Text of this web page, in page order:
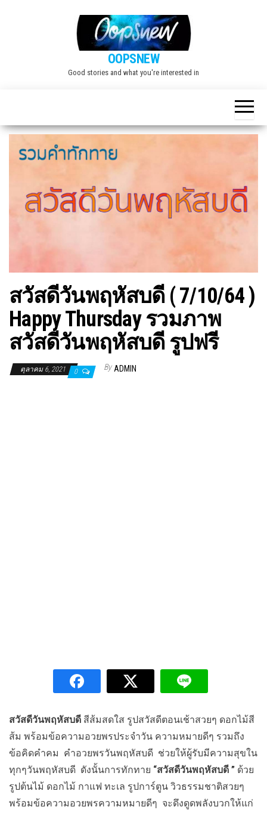
OOPSNEW
Good stories and what you're interested in
สวัสดีวันพฤหัสบดี ( 7/10/64 )
Happy Thursday รวมภาพ
สวัสดีวันพฤหัสบดี รูปฟรี
ตุลาคม 6, 2021 0 By ADMIN
สวัสดีวันพฤหัสบดี สีส้มสดใส รูปสวัสดีตอนเช้าสวยๆ ดอกไม้สี
ส้ม พร้อมข้อความอวยพรประจำวัน ความหมายดีๆ รวมถึง
ข้อคิดคำคม คำอวยพรวันพฤหัสบดี ช่วยให้ผู้รับมีความสุขใน
ทุกๆวันพฤหัสบดี ดังนั้นการทักทาย “สวัสดีวันพฤหัสบดี ” ด้วย
รูปต้นไม้ ดอกไม้ กาแฟ ทะเล รูปการ์ตูน วิวธรรมชาติสวยๆ
พร้อมข้อความอวยพรความหมายดีๆ จะดึงดูดพลังบวกให้แก่